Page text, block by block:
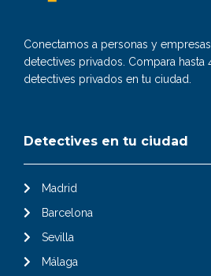
Conectamos a personas y
detectives privados. Compara hasta
detectives privados en tu ciudad.
Detectives en tu ciudad
Madrid
Barcelona
Sevilla
Málaga